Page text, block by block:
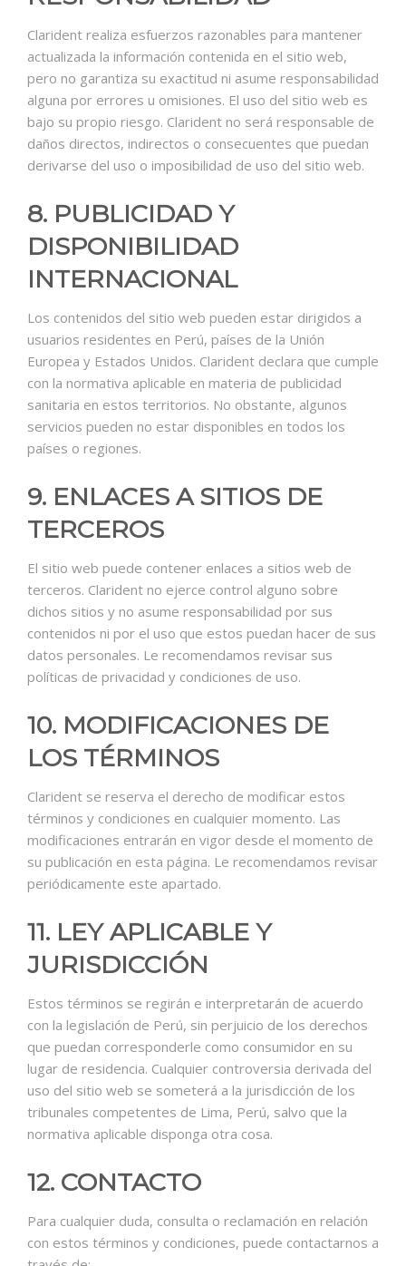
Clarident realiza esfuerzos razonables para mantener
actualizada la información contenida en el sitio web,
pero no garantiza su exactitud ni asume responsabilidad
alguna por errores u omisiones. El uso del sitio web es
bajo su propio riesgo. Clarident no será responsable de
daños directos, indirectos o consecuentes que puedan
derivarse del uso o imposibilidad de uso del sitio web.
8. PUBLICIDAD Y
DISPONIBILIDAD
INTERNACIONAL
Los contenidos del sitio web pueden estar dirigidos a
usuarios residentes en Perú, países de la Unión
Europea y Estados Unidos. Clarident declara que cumple
con la normativa aplicable en materia de publicidad
sanitaria en estos territorios. No obstante, algunos
servicios pueden no estar disponibles en todos los
países o regiones.
9. ENLACES A SITIOS DE
TERCEROS
El sitio web puede contener enlaces a sitios web de
terceros. Clarident no ejerce control alguno sobre
dichos sitios y no asume responsabilidad por sus
contenidos ni por el uso que estos puedan hacer de sus
datos personales. Le recomendamos revisar sus
políticas de privacidad y condiciones de uso.
10. MODIFICACIONES DE
LOS TÉRMINOS
Clarident se reserva el derecho de modificar estos
términos y condiciones en cualquier momento. Las
modificaciones entrarán en vigor desde el momento de
su publicación en esta página. Le recomendamos revisar
periódicamente este apartado.
11. LEY APLICABLE Y
JURISDICCIÓN
Estos términos se regirán e interpretarán de acuerdo
con la legislación de Perú, sin perjuicio de los derechos
que puedan corresponderle como consumidor en su
lugar de residencia. Cualquier controversia derivada del
uso del sitio web se someterá a la jurisdicción de los
tribunales competentes de Lima, Perú, salvo que la
normativa aplicable disponga otra cosa.
12. CONTACTO
Para cualquier duda, consulta o reclamación en relación
con estos términos y condiciones, puede contactarnos a